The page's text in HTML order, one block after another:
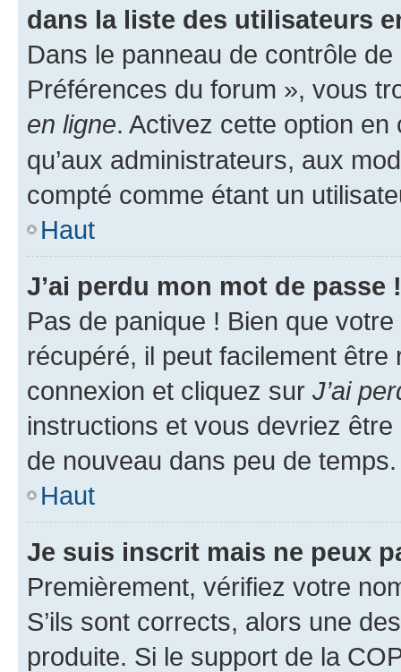
dans la liste des utilisateurs
Dans le panneau de contrôle
Préférences du forum », vous
en ligne. Activez cette option
qu’aux administrateurs, aux
compté comme étant un
Haut
J’ai perdu mon mot de passe !
Pas de panique ! Bien que
récupéré, il peut facilement
connexion et cliquez sur J’ai
instructions et vous devriez
de nouveau dans peu de temps.
Haut
Je suis inscrit mais ne peux
Premièrement, vérifiez votre
S’ils sont corrects, alors une
produite. Si le support de la